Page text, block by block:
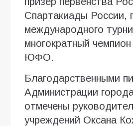
Спартакиады России,
международного
многократный
ЮФО.
Благодарственными
Администрации
отмечены
учреждений Оксана